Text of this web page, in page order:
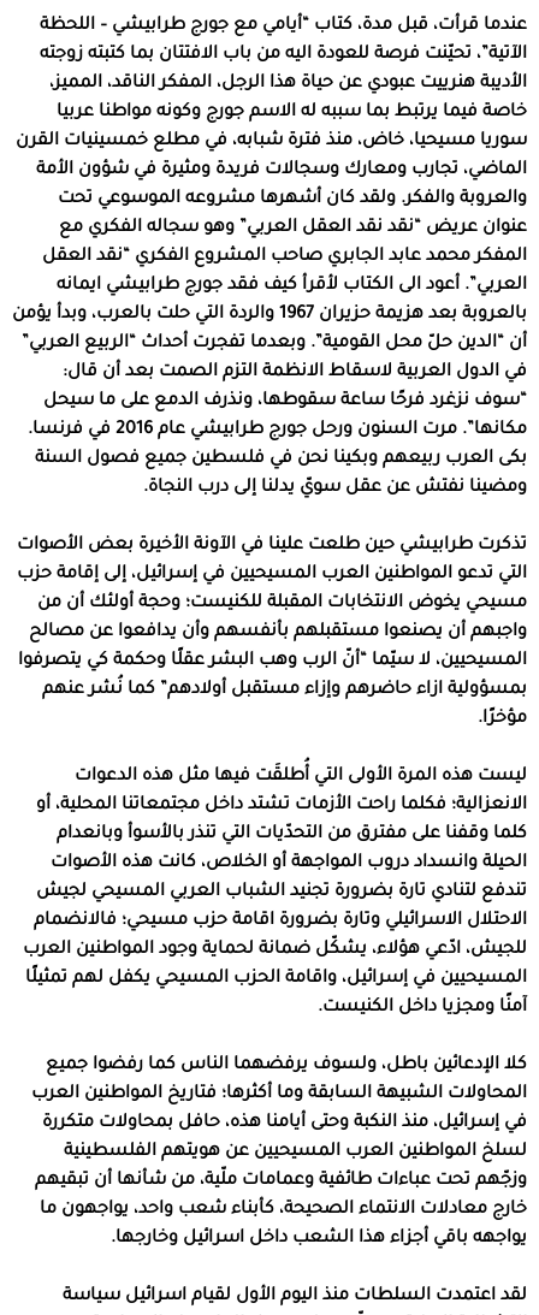
عندما قرأت، قبل مدة، كتاب “أيامي مع جورج طرابيشي – اللحظة
الآتية”، تحيّنت فرصة للعودة اليه من باب الافتتان بما كتبته زوجته
الأديبة هنرييت عبودي عن حياة هذا الرجل، المفكر الناقد، المميز،
خاصة فيما يرتبط بما سببه له الاسم جورج وكونه مواطنا عربيا
سوريا مسيحيا، خاض، منذ فترة شبابه، في مطلع خمسينيات القرن
الماضي، تجارب ومعارك وسجالات فريدة ومثيرة في شؤون الأمة
والعروبة والفكر. ولقد كان أشهرها مشروعه الموسوعي تحت
عنوان عريض “نقد نقد العقل العربي” وهو سجاله الفكري مع
المفكر محمد عابد الجابري صاحب المشروع الفكري “نقد العقل
العربي”. أعود الى الكتاب لأقرأ كيف فقد جورج طرابيشي ايمانه
بالعروبة بعد هزيمة حزيران 1967 والردة التي حلت بالعرب، وبدأ يؤمن
أن “الدين حلّ محل القومية”. وبعدما تفجرت أحداث “الربيع العربي”
في الدول العربية لاسقاط الانظمة التزم الصمت بعد أن قال:
“سوف نزغرد فرحًا ساعة سقوطها، ونذرف الدمع على ما سيحل
مكانها”. مرت السنون ورحل جورج طرابيشي عام 2016 في فرنسا.
بكى العرب ربيعهم وبكينا نحن في فلسطين جميع فصول السنة
ومضينا نفتش عن عقل سويّ يدلنا إلى درب النجاة.
تذكرت طرابيشي حين طلعت علينا في الآونة الأخيرة بعض الأصوات
التي تدعو المواطنين العرب المسيحيين في إسرائيل، إلى إقامة حزب
مسيحي يخوض الانتخابات المقبلة للكنيست؛ وحجة أولئك أن من
واجبهم أن يصنعوا مستقبلهم بأنفسهم وأن يدافعوا عن مصالح
المسيحيين، لا سيّما “أنّ الرب وهب البشر عقلًا وحكمة كي يتصرفوا
بمسؤولية ازاء حاضرهم وإزاء مستقبل أولادهم” كما نُشر عنهم
مؤخرًا.
ليست هذه المرة الأولى التي أُطلقَت فيها مثل هذه الدعوات
الانعزالية؛ فكلما راحت الأزمات تشتد داخل مجتمعاتنا المحلية، أو
كلما وقفنا على مفترق من التحدّيات التي تنذر بالأسوأ وبانعدام
الحيلة وانسداد دروب المواجهة أو الخلاص، كانت هذه الأصوات
تندفع لتنادي تارة بضرورة تجنيد الشباب العربي المسيحي لجيش
الاحتلال الاسرائيلي وتارة بضرورة اقامة حزب مسيحي؛ فالانضمام
للجيش، ادّعي هؤلاء، يشكّل ضمانة لحماية وجود المواطنين العرب
المسيحيين في إسرائيل، واقامة الحزب المسيحي يكفل لهم تمثيلًا
آمنًا ومجزيا داخل الكنيست.
كلا الإدعائين باطل، ولسوف يرفضهما الناس كما رفضوا جميع
المحاولات الشبيهة السابقة وما أكثرها؛ فتاريخ المواطنين العرب
في إسرائيل، منذ النكبة وحتى أيامنا هذه، حافل بمحاولات متكررة
لسلخ المواطنين العرب المسيحيين عن هويتهم الفلسطينية
وزجّهم تحت عباءات طائفية وعمامات ملّية، من شأنها أن تبقيهم
خارج معادلات الانتماء الصحيحة، كأبناء شعب واحد، يواجهون ما
يواجهه باقي أجزاء هذا الشعب داخل اسرائيل وخارجها.
لقد اعتمدت السلطات منذ اليوم الأول لقيام اسرائيل سياسة